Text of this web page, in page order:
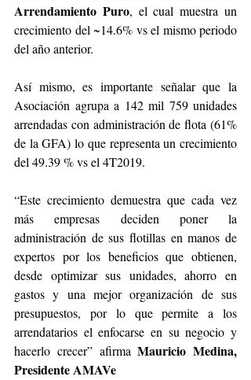
Arrendamiento Puro, el cual muestra un
crecimiento del ~14.6% vs el mismo periodo
del año anterior.
Así mismo, es importante señalar que la
Asociación agrupa a 142 mil 759 unidades
arrendadas con administración de flota (61%
de la GFA) lo que representa un crecimiento
del 49.39 % vs el 4T2019.
“Este crecimiento demuestra que cada vez
más empresas deciden poner la
administración de sus flotillas en manos de
expertos por los beneficios que obtienen,
desde optimizar sus unidades, ahorro en
gastos y una mejor organización de sus
presupuestos, por lo que permite a los
arrendatarios el enfocarse en su negocio y
hacerlo crecer” afirma Mauricio Medina,
Presidente AMAVe